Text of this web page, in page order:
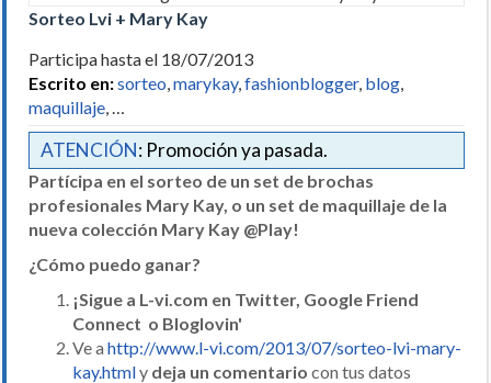
Sorteo Lvi + Mary Kay
Participa hasta el 18/07/2013
Escrito en:sorteo marykay, fashionblogger, blog
maquillaje
ATENCIÓN: Promoción ya pasada.
Partícipa en el sorteo de un set de brochas
profesionales Mary Kay, o un set de maquillaje de la
nueva colección Mary Kay @Play!
¿Cómo puedo ganar?
¡Sigue a L-vi.com en Twitter, Google Friend
Connect o Bloglovin'
Ve a http://www.l-vi.com/2013/07/sorteo-lvi-mary-
kay.htmly deja un comentario con tus datos